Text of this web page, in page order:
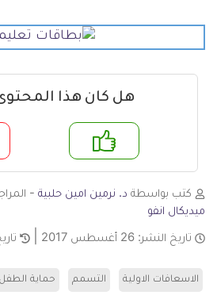
هل كان هذا
لا
كتب بواسطة د. نرمين امين حلبية -
ميديكال انفو
تاريخ النشر: 26 أغسطس 2017
الاسعافات الاولية التسمم حماية الطفل